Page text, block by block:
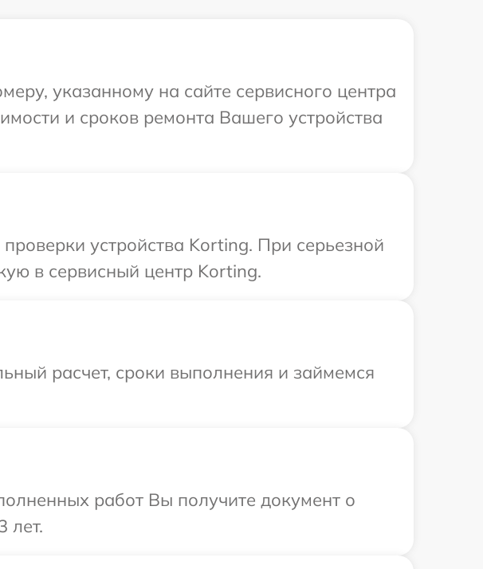
указанному на сайте сервисного центра
и сроков ремонта Вашего устройства
устройства Korting. При серьезной
в сервисный центр Korting.
расчет, сроки выполнения и займемся
работ Вы получите документ о
лет.